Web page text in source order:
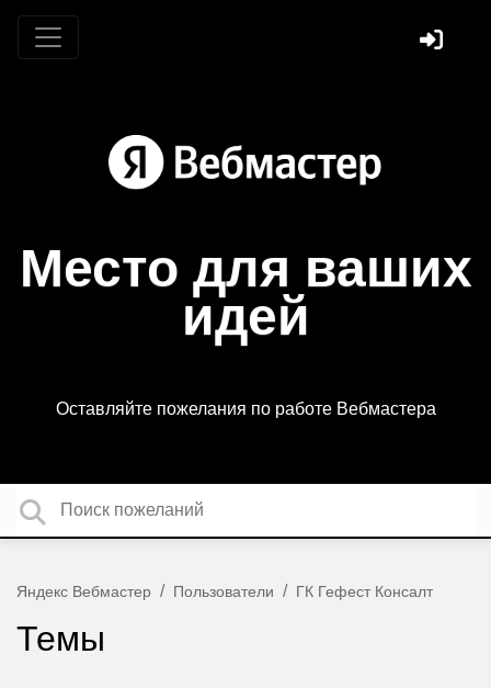
Место для ваших
идей
Оставляйте пожелания по работе Вебмастера
Яндекс Вебмастер Пользователи ГК Гефест Консалт
Темы